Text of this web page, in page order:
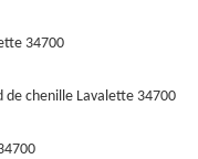
34700
chenille Lavalette 34700